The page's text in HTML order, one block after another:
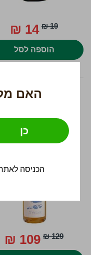
האם
כן
הכניסה לאתר
19 ₪
14 ₪
הוספה לסל
Weingut -
129 ₪
109 ₪